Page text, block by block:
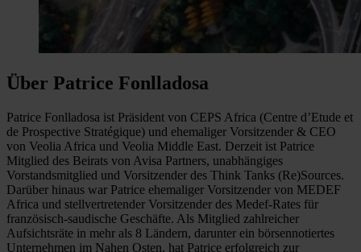
Über Patrice Fonlladosa
Patrice Fonlladosa ist Präsident von CEPS Africa (Centre d’Etude et
de Prospective Stratégique) und ehemaliger Vorsitzender & CEO
von Veolia Africa und Veolia Middle East. Derzeit ist Patrice
Mitglied des Beirats von Avisa Partners, unabhängiges
Vorstandsmitglied und Vorsitzender des Think Tanks (Re)Sources.
Darüber hinaus war Patrice ehemaliger Vorsitzender von MEDEF
Africa und stellvertretender Vorsitzender des Medef-Rates für
französisch-saudische Geschäfte. Als Mitglied zahlreicher
Aufsichtsräte in mehr als 8 Ländern, darunter ein börsennotiertes
Unternehmen im Nahen Osten, hat Patrice erfolgreich zur